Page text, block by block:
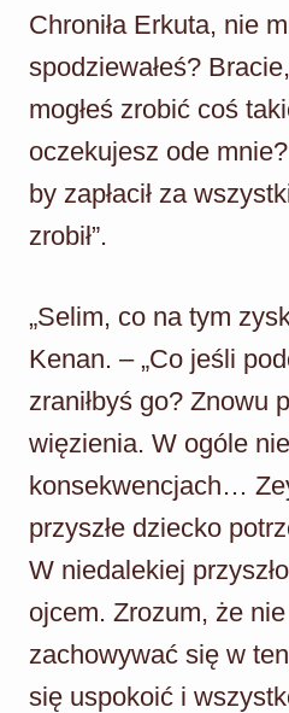
Chroniła Erkuta, nie
spodziewałeś?
mogłeś zrobić coś
oczekujesz ode
by zapłacił za
zrobił”.
„Selim, co na tym
Kenan. – „Co jeśli
zraniłbyś go? Znowu
więzienia. W ogóle
konsekwencjach…
przyszłe dziecko
W niedalekiej
ojcem. Zrozum, że
zachowywać się w
się uspokoić i